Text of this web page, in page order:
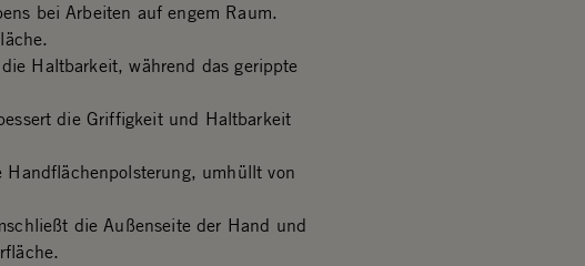
bei Arbeiten auf engem Raum.
Haltbarkeit, während das gerippte
die Griffigkeit und Haltbarkeit
umhüllt von
die Außenseite der Hand und